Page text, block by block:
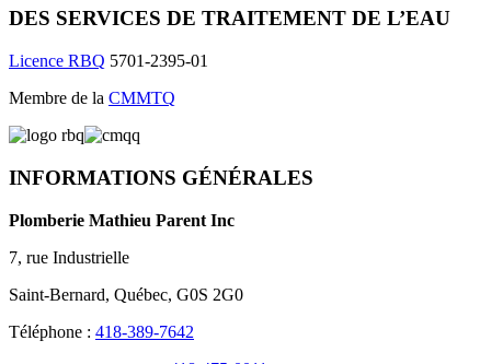
DES SERVICES DE TRAITEMENT DE L’EAU
Licence RBQ 5701-2395-01
Membre de la CMMTQ
INFORMATIONS GÉNÉRALES
Plomberie Mathieu Parent Inc
7, rue Industrielle
Saint-Bernard, Québec, G0S 2G0
Téléphone : 418-389-7642